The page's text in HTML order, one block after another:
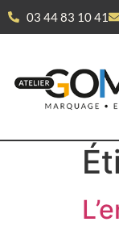
03 44 83 10 41